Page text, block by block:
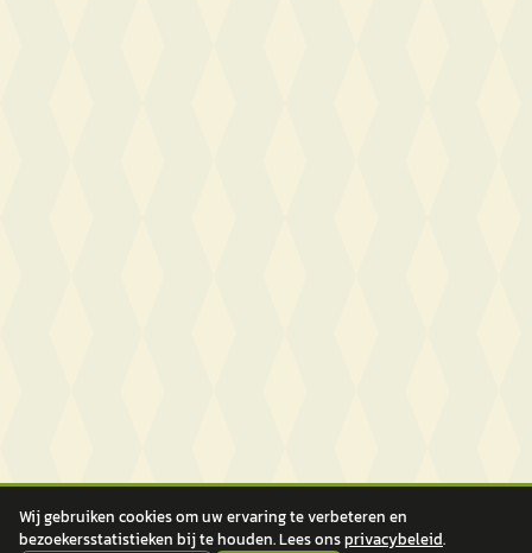
Wij gebruiken cookies om uw ervaring te verbeteren en
bezoekersstatistieken bij te houden. Lees onsprivacybeleid.